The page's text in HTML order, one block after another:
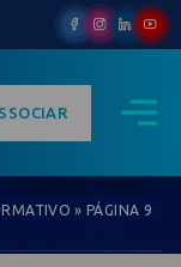
»PÁGINA 9